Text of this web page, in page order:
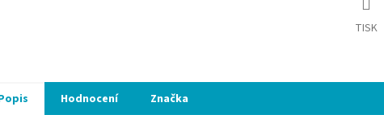
TISK
Hodnocení Značka